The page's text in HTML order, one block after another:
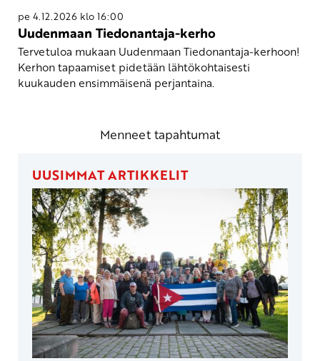
pe 4.12.2026 klo 16:00
Uudenmaan Tiedonantaja-kerho
Tervetuloa mukaan Uudenmaan Tiedonantaja-kerhoon!
Kerhon tapaamiset pidetään lähtökohtaisesti
kuukauden ensimmäisenä perjantaina.
Menneet tapahtumat
UUSIMMAT ARTIKKELIT